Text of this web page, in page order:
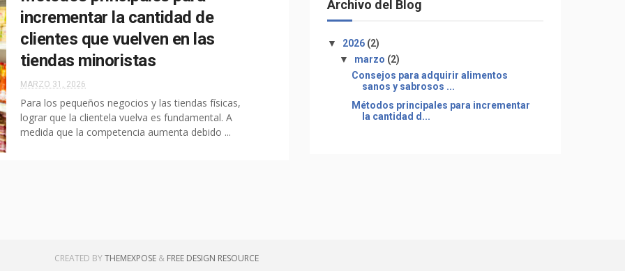
incrementar la cantidad de
clientes que vuelven en las
tiendas minoristas
MARZO 31, 2026
Para los pequeños negocios y las tiendas físicas,
lograr que la clientela vuelva es fundamental. A
medida que la competencia aumenta debido ...
Archivo del Blog
▼ 2026 (2)
▼ marzo (2)
Consejos para adquirir alimentos
sanos y sabrosos ...
Métodos principales para incrementar
la cantidad d...
CREATED BYTHEMEXPOSE& FREE DESIGN RESOURCE